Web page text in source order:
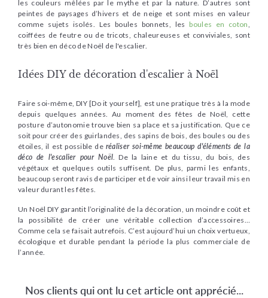
les couleurs mêlées par le mythe et par la nature. D’autres sont
peintes de paysages d’hivers et de neige et sont mises en valeur
comme sujets isolés. Les boules bonnets, les boules en coton
coiffées de feutre ou de tricots, chaleureuses et conviviales, sont
très bien en déco de Noël de l'escalier.
Idées DIY de décoration d'escalier à Noël
Faire soi-même, DIY [Do it yourself], est une pratique très à la mode
depuis quelques années. Au moment des fêtes de Noël, cette
posture d’autonomie trouve bien sa place et sa justification. Que ce
soit pour créer des guirlandes, des sapins de bois, des boules ou des
étoiles, il est possible de réaliser soi-même beaucoup d'éléments de la
déco de l'escalier pour Noël . De la laine et du tissu, du bois, des
végétaux et quelques outils suffisent. De plus, parmi les enfants,
beaucoup seront ravis de participer et de voir ainsi leur travail mis en
valeur durant les fêtes.
Un Noël DIY garantit l’originalité de la décoration, un moindre coût et
la possibilité de créer une véritable collection d’accessoires…
Comme cela se faisait autrefois. C’est aujourd’hui un choix vertueux,
écologique et durable pendant la période la plus commerciale de
l’année.
Nos clients qui ont lu cet article ont apprécié...